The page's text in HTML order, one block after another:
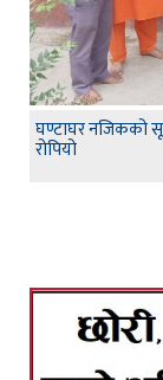
घण्टाघर नजिकको
रोपियो